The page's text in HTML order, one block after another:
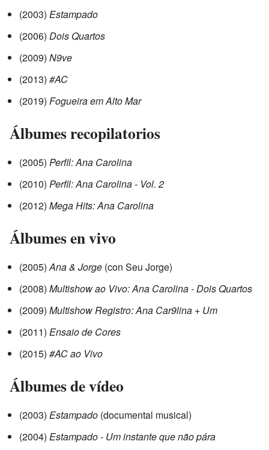
(2003) Estampado
(2006) Dois Quartos
(2009) N9ve
(2013) #AC
(2019) Fogueira em Alto Mar
Álbumes recopilatorios
(2005) Perfil: Ana Carolina
(2010) Perfil: Ana Carolina - Vol. 2
(2012) Mega Hits: Ana Carolina
Álbumes en vivo
(2005)Ana & Jorge (con Seu Jorge)
(2008) Multishow ao Vivo: Ana Carolina - Dois Quartos
(2009) Multishow Registro: Ana Car9lina + Um
(2011) Ensaio de Cores
(2015) #AC ao Vivo
Álbumes de vídeo
(2003) Estampado (documental musical)
(2004) Estampado - Um instante que não pára